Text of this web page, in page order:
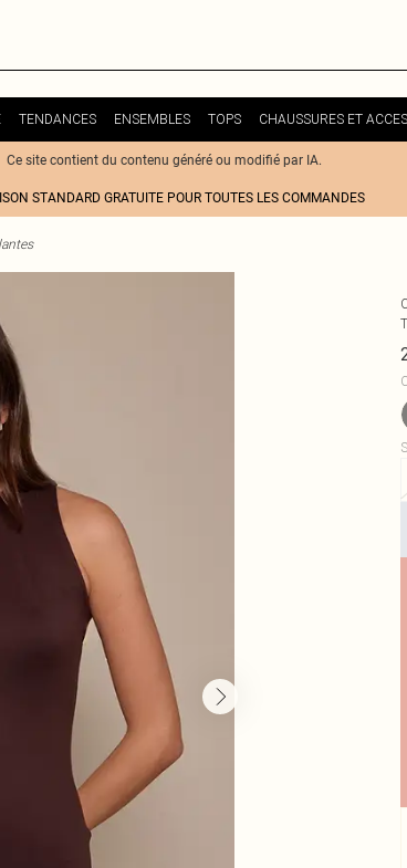
TENDANCES ENSEMBLES TOPS CHAUSSURES ET
Ce site contient du contenu généré ou modifié par IA.
STANDARD GRATUITE POUR TOUTES LES COMMANDES